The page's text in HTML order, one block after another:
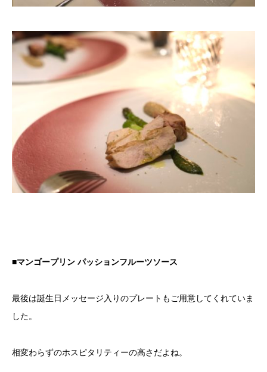
■マンゴープリン パッションフルーツソース
最後は誕生日メッセージ入りのプレートもご用意してくれていま
した。
相変わらずのホスピタリティーの高さだよね。